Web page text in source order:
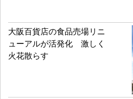
大阪百貨店の食品売場リニ
ューアルが活発化 激しく
火花散らす